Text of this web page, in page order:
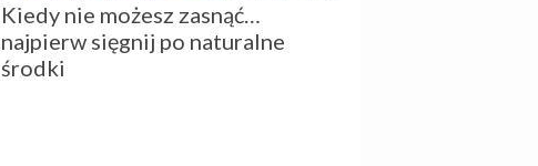
Kiedy nie możesz zasnąć…
najpierw sięgnij po naturalne
środki